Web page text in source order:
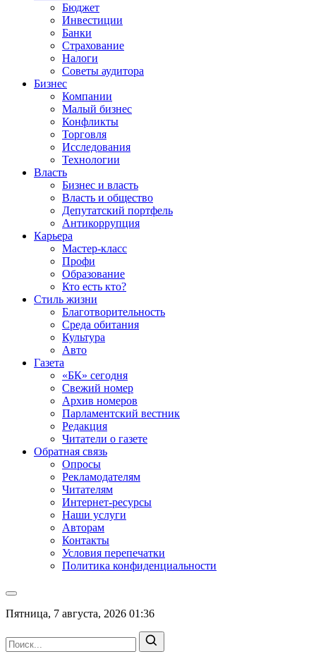
Бюджет
Инвестиции
Банки
Страхование
Налоги
Советы аудитора
Бизнес
Компании
Малый бизнес
Конфликты
Торговля
Исследования
Технологии
Власть
Бизнес и власть
Власть и общество
Депутатский портфель
Антикоррупция
Карьера
Мастер-класс
Профи
Образование
Кто есть кто?
Стиль жизни
Благотворительность
Среда обитания
Культура
Авто
Газета
«БК» сегодня
Свежий номер
Архив номеров
Парламентский вестник
Редакция
Читатели о газете
Обратная связь
Опросы
Рекламодателям
Читателям
Интернет-ресурсы
Наши услуги
Авторам
Контакты
Условия перепечатки
Политика конфиденциальности
Пятница, 7 августа, 2026 01:36